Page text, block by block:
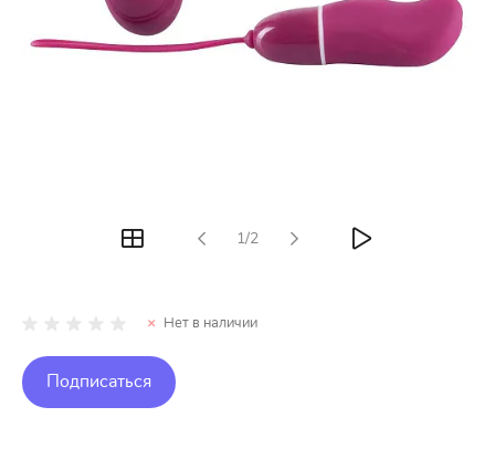
1/2
Нет в наличии
Подписаться